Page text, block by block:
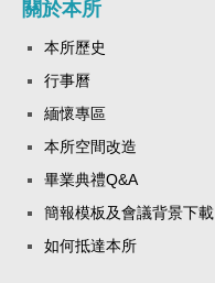
關於本所
本所歷史
行事曆
緬懷專區
本所空間改造
畢業典禮Q&A
簡報模板及會議背景下載
如何抵達本所